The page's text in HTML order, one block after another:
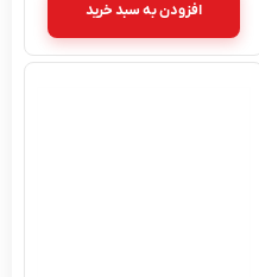
افزودن به سبد خرید